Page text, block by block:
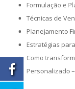
Formulação e
Técnicas de
Planejamento
Estratégias
Como
Personalizado